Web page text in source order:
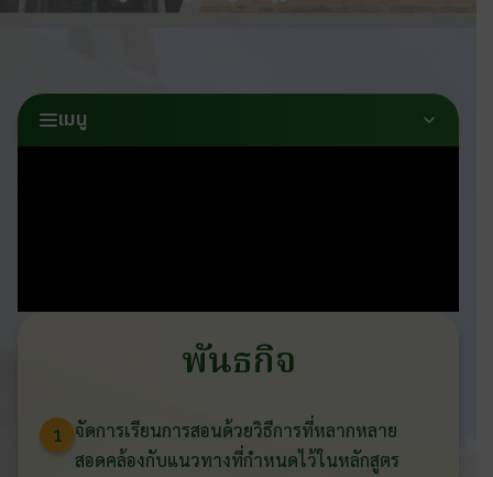
เมนู
พันธกิจ
1 จัดการเรียนการสอนด้วยวิธีการที่หลากหลาย
สอดคล้องกับแนวทางที่กำหนดไว้ในหลักสูตร